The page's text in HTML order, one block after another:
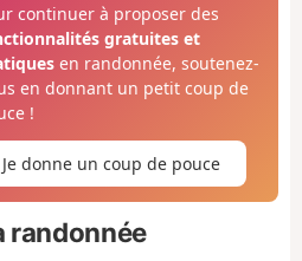
continuer à proposer des
gratuites et
en randonnée, soutenez-
en donnant un petit coup de
!
Je donne un coup de pouce
randonnée